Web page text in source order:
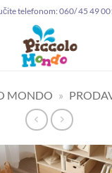
telefonom: 060/ 45 49
MONDO »